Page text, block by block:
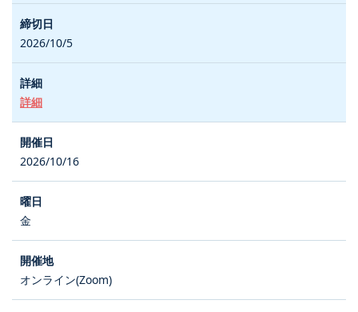
2026/10/5
詳細
2026/10/16
金
オンライン(Zoom)